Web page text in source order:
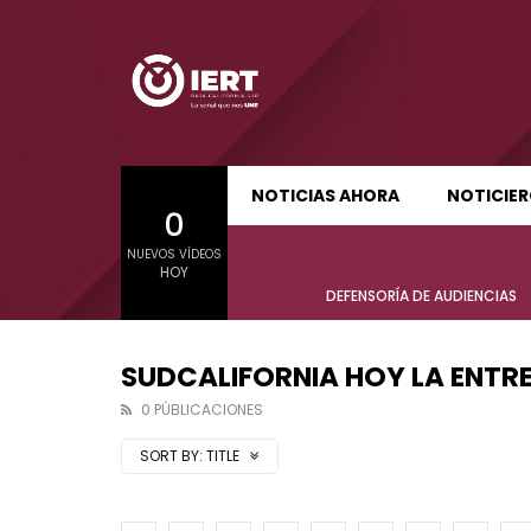
0
NUEVOS VÍDEOS
HOY
NOTICIAS AHORA
SUDCALIFORNIA HOY EDICIÓN MATUTINA
Sudcalifornia Hoy edición matutina
DEFENSORÍA DE AUDIENCIAS
01:22:58
Sudcalifornia Hoy edición matutina
SUDCALIFORNIA HOY LA
0 PÚBLICACIONES
SORT BY: TITLE